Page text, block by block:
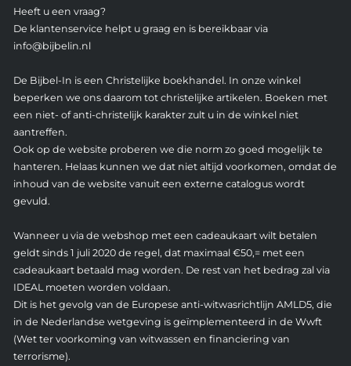
Heeft u een vraag?
De klantenservice helpt u graag en is bereikbaar via
info@bijbelin.nl
De Bijbel-In is een Christelijke boekhandel. In onze winkel
beperken we ons daarom tot christelijke artikelen. Boeken met
een niet- of anti-christelijk karakter zult u in de winkel niet
aantreffen.
Ook op de website proberen we die norm zo goed mogelijk te
hanteren. Helaas kunnen we dat niet altijd voorkomen, omdat de
inhoud van de website vanuit een externe catalogus wordt
gevuld.
Wanneer u via de webshop met een cadeaukaart wilt betalen
geldt sinds 1 juli 2020 de regel, dat maximaal €50,= met een
cadeaukaart betaald mag worden. De rest van het bedrag zal via
IDEAL moeten worden voldaan.
Dit is het gevolg van de Europese anti-witwasrichtlijn AMLD5, die
in de Nederlandse wetgeving is geïmplementeerd in de Wwft
(Wet ter voorkoming van witwassen en financiering van
terrorisme).